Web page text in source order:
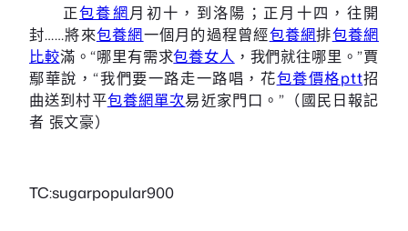
正包養網月初十，到洛陽；正月十四，往開
封……將來包養網一個月的過程曾經包養網排包養網
比較滿。“哪里有需求包養女人 ，我們就往哪里。”賈
鄢華說，“我們要一路走一路唱，花包養價格ptt招
曲送到村平包養網單次易近家門口。”（國民日報記
者 張文豪）
TC:sugarpopular900